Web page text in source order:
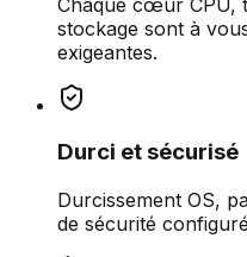
stockage sont à
exigeantes.
Durci et sécurisé
Durcissement OS,
de sécurité